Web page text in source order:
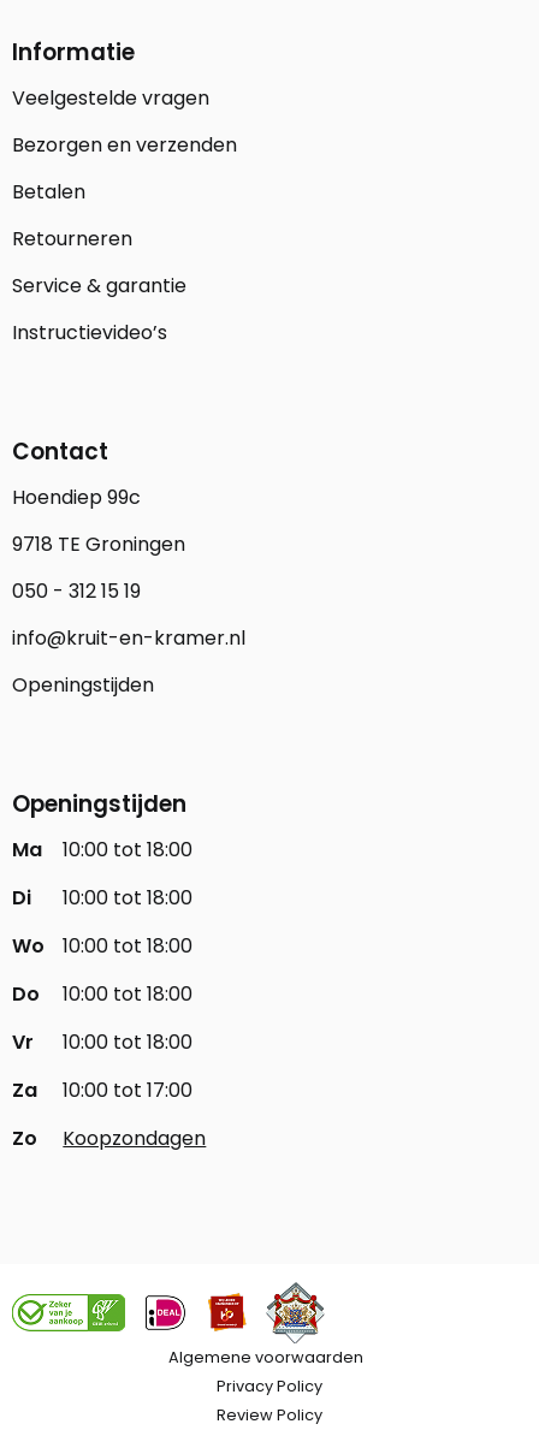
Informatie
Veelgestelde vragen
Bezorgen en verzenden
Betalen
Retourneren
Service & garantie
Instructievideo’s
Contact
Hoendiep 99c
9718 TE Groningen
050 - 312 15 19
info@kruit-en-kramer.nl
Openingstijden
Openingstijden
Ma
10:00 tot 18:00
Di
10:00 tot 18:00
Wo
10:00 tot 18:00
Do
10:00 tot 18:00
Vr
10:00 tot 18:00
Za
10:00 tot 17:00
Zo
Koopzondagen
Algemene voorwaarden
Privacy Policy
Review Policy